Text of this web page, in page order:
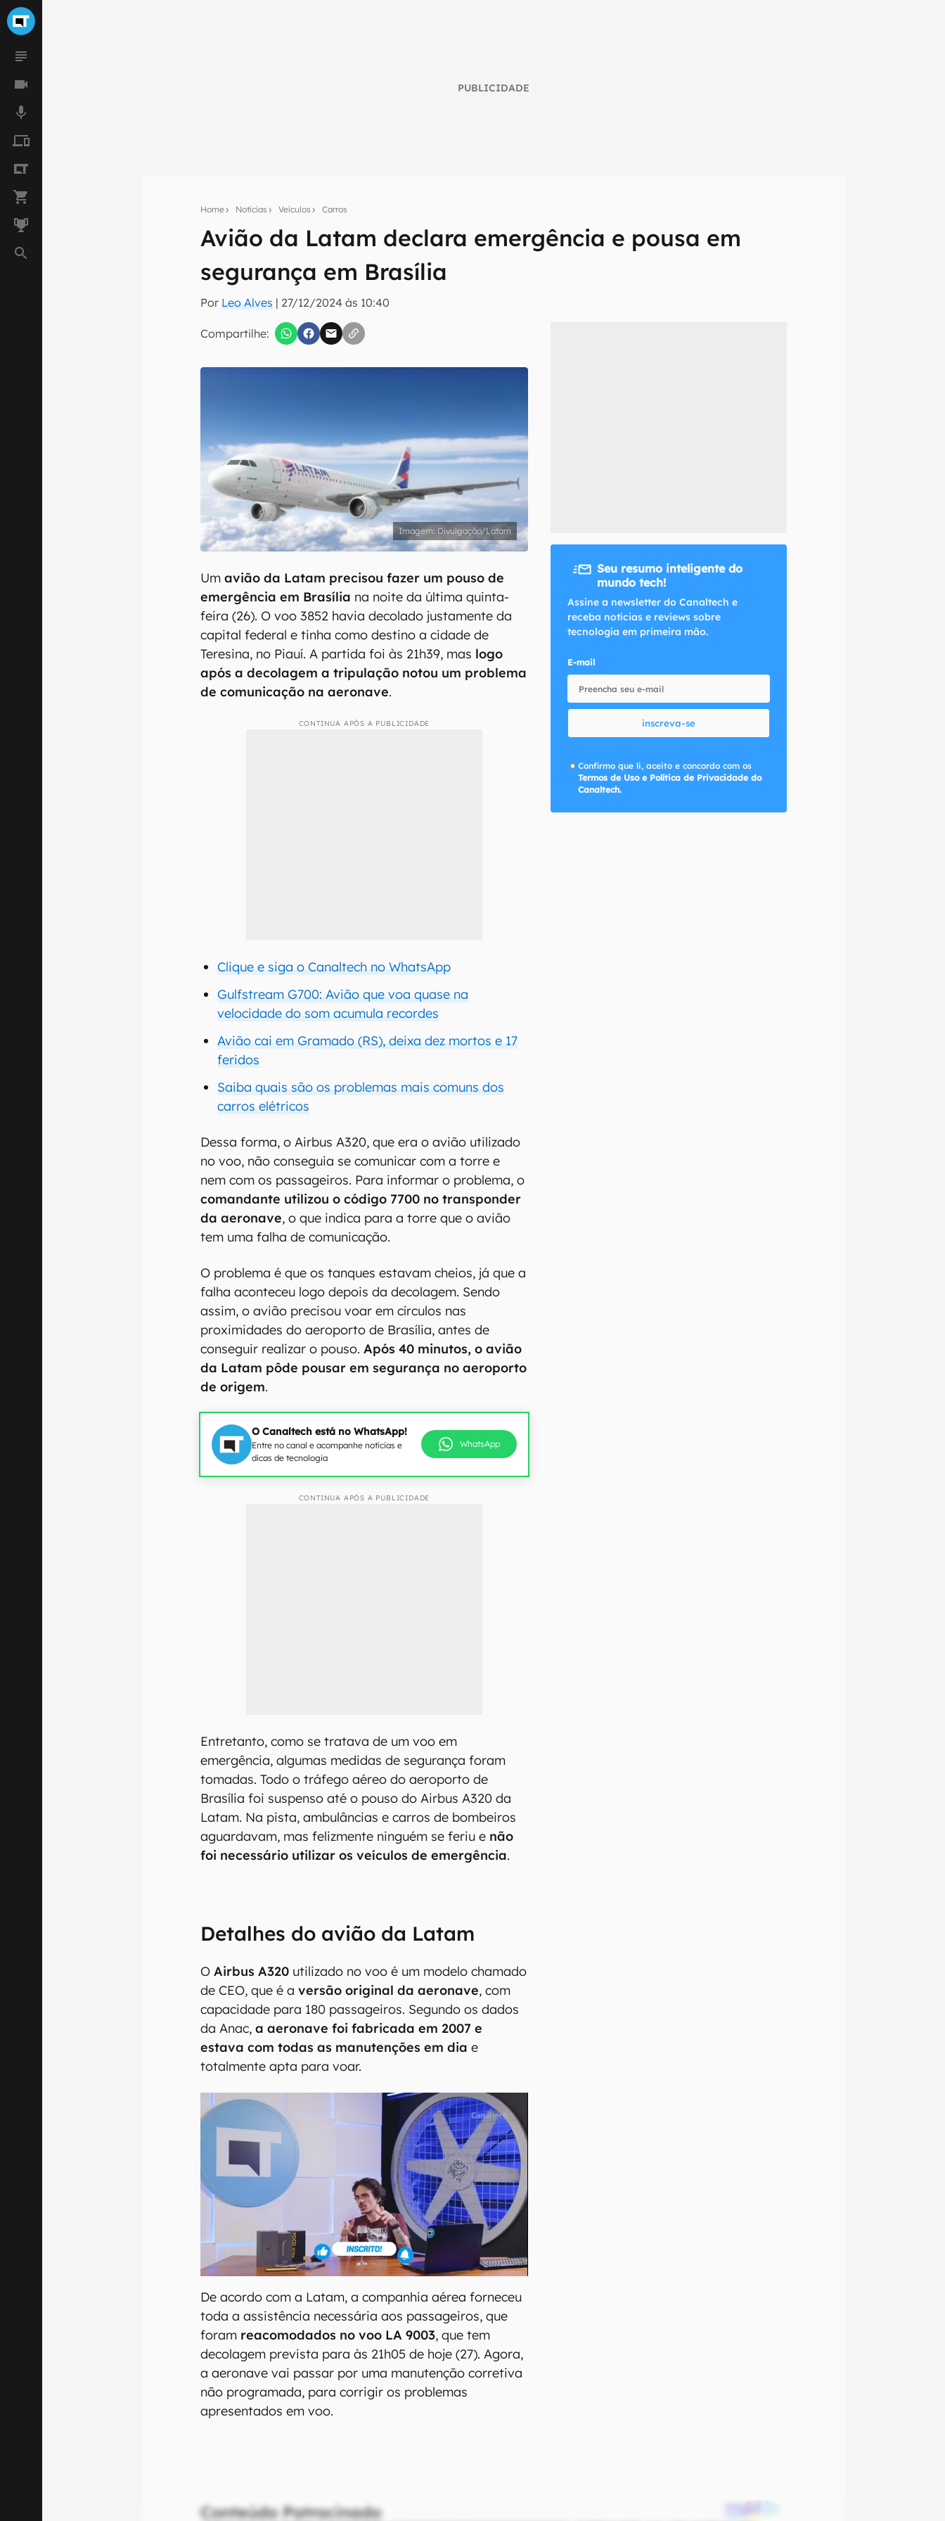
PUBLICIDADE
Home Notícias Veículos Carros
Avião da Latam declara emergência e pousa em
segurança em Brasília
Por Leo Alves | 27/12/2024 às 10:40
Compartilhe:
Assine a newsletter do Canaltech e receba notícias e reviews sobre tecnologia em primeira
Divulgação/Latam
Umavião da Latam precisou fazer um pouso de
emergência em Brasília na noite da última quinta-
feira (26). O voo 3852 havia decolado justamente da
capital federal e tinha como destino a cidade de
Teresina, no Piauí. A partida foi às 21h39, mas logo
após a decolagem a tripulação notou um problema
de comunicação na aeronave.
CONTINUA APÓS A PUBLICIDADE
Clique e siga o Canaltech no WhatsApp
Gulfstream G700: Avião que voa quase na
velocidade do som acumula recordes
Avião cai em Gramado (RS), deixa dez mortos e 17
feridos
Saiba quais são os problemas mais comuns dos
carros elétricos
Dessa forma, o Airbus A320, que era o avião utilizado
no voo, não conseguia se comunicar com a torre e
nem com os passageiros. Para informar o problema, o
comandante utilizou o código 7700 no transponder
da aeronave, o que indica para a torre que o avião
tem uma falha de comunicação.
O problema é que os tanques estavam cheios, já que a
falha aconteceu logo depois da decolagem. Sendo
assim, o avião precisou voar em círculos nas
proximidades do aeroporto de Brasília, antes de
conseguir realizar o pouso. Após 40 minutos, o avião
da Latam pôde pousar em segurança no aeroporto
de origem.
O Canaltech está no WhatsApp!
Entre no canal e acompanhe notícias e
dicas de tecnologia
WhatsApp
CONTINUA APÓS A PUBLICIDADE
Entretanto, como se tratava de um voo em
emergência, algumas medidas de segurança foram
tomadas. Todo o tráfego aéreo do aeroporto de
Brasília foi suspenso até o pouso do Airbus A320 da
Latam. Na pista, ambulâncias e carros de bombeiros
aguardavam, mas felizmente ninguém se feriu e não
foi necessário utilizar os veículos de emergência.
Detalhes do avião da Latam
OAirbus A320 utilizado no voo é um modelo chamado
de CEO, que é aversão original da aeronave, com
capacidade para 180 passageiros. Segundo os dados
da Anac,a aeronave foi fabricada em 2007 e
estava com todas as manutenções em dia e
totalmente apta para voar.
De acordo com a Latam, a companhia aérea forneceu
toda a assistência necessária aos passageiros, que
foram reacomodados no voo LA 9003, que tem
decolagem prevista para às 21h05 de hoje (27). Agora,
a aeronave vai passar por uma manutenção corretiva
não programada, para corrigir os problemas
apresentados em voo.
Seu resumo inteligente do
mundo tech!
Assine a newsletter do Canaltech e
receba notícias e reviews sobre
tecnologia em primeira mão.
E-mail
inscreva-se
Confirmo que li, aceito e concordo com os
Termos de Uso e Política de Privacidade do
Canaltech.